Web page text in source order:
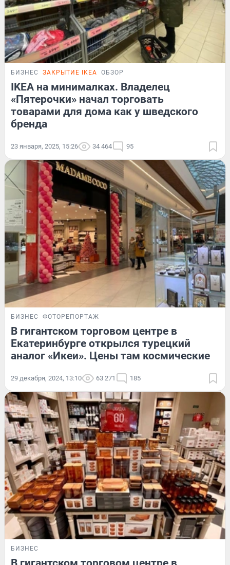
БИЗНЕС ЗАКРЫТИЕ IKEA ОБЗОР
IKEA на минималках. Владелец
«Пятерочки» начал торговать
товарами для дома как у шведского
бренда
23 января, 2025, 15:26 34 464 95
БИЗНЕС ФОТОРЕПОРТАЖ
В гигантском торговом центре в
Екатеринбурге открылся турецкий
аналог «Икеи». Цены там космические
29 декабря, 2024, 13:10 63 271 185
БИЗНЕС